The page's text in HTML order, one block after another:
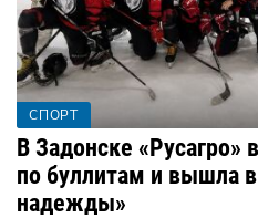
СПОРТ
В Задонске «Русагро»
по буллитам и вышла
надежды»